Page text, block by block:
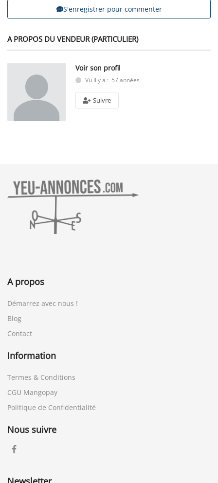
S'enregistrer pour commenter
A PROPOS DU VENDEUR (PARTICULIER)
Voir son profil
Vu il y a : 57 années
Suivre
A propos
Démarrez avec nous !
Blog
Contact
Information
Termes & Conditions
CGU Mangopay
Politique de Confidentialité
Nous suivre